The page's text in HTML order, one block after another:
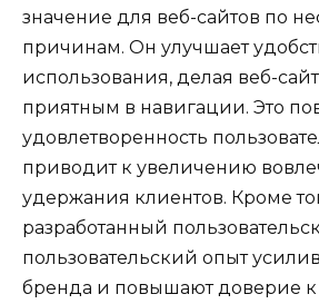
значение для веб-сайтов по
причинам. Он улучшает
использования, делая веб-
приятным в навигации. Это
удовлетворенность
приводит к увеличению
удержания клиентов. Кроме
разработанный
пользовательский опыт
бренда и повышают доверие к